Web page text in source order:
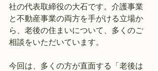
社の代表取締役の大石です。介護事業
と不動産事業の両方を手がける立場か
ら、老後の住まいについて、多くのご
相談をいただいています。
今回は、多くの方が直面する「老後は